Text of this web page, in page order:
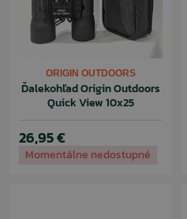
ORIGIN OUTDOORS
Ďalekohľad Origin Outdoors
Quick View 10x25
26,95 €
Momentálne nedostupné